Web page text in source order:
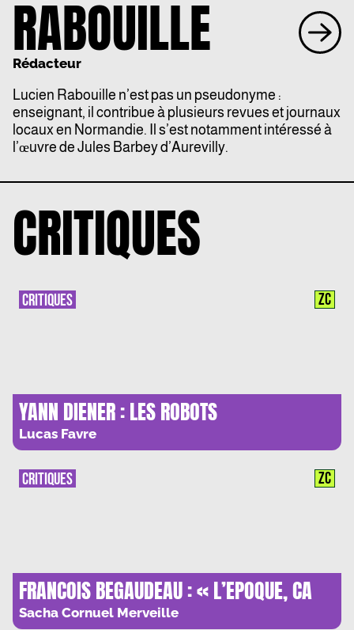
RABOUILLE
Rédacteur
Lucien Rabouille n’est pas un pseudonyme :
enseignant, il contribue à plusieurs revues et journaux
locaux en Normandie. Il s’est notamment intéressé à
l’œuvre de Jules Barbey d’Aurevilly.
CRITIQUES
YANN DIENER : LES ROBOTS
CONVERSATIONNELS, UNE PROTHESE
VERBALE DE PLUS
Lucas Favre
CRITIQUES ZC
FRANCOIS BEGAUDEAU : « L’EPOQUE, CA
N’EXISTE PAS.»
Sacha Cornuel Merveille
CRITIQUES ZC